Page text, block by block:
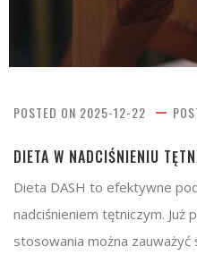
POSTED ON 2025-12-22
DIETA W NADCIŚNIENIU
Dieta DASH to efektywne
nadciśnieniem tętniczym. Już
stosowania można